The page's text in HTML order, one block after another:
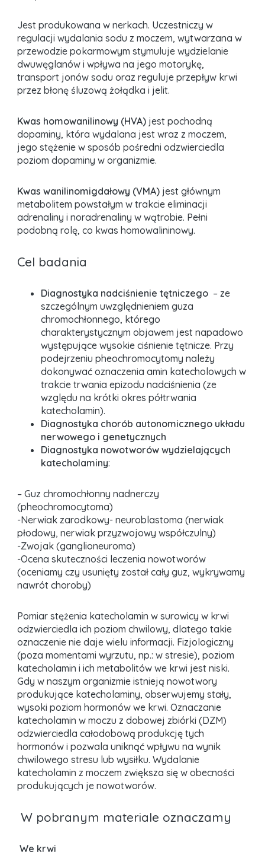
Jest produkowana w nerkach. Uczestniczy w
regulacji wydalania sodu z moczem, wytwarzana w
przewodzie pokarmowym stymuluje wydzielanie
dwuwęglanów i wpływa na jego motorykę,
transport jonów sodu oraz reguluje przepływ krwi
przez błonę śluzową żołądka i jelit.
Kwas homowanilinowy (HVA) jest pochodną
dopaminy, która wydalana jest wraz z moczem,
jego stężenie w sposób pośredni odzwierciedla
poziom dopaminy w organizmie.
Kwas wanilinomigdałowy (VMA) jest głównym
metabolitem powstałym w trakcie eliminacji
adrenaliny i noradrenaliny w wątrobie. Pełni
podobną rolę, co kwas homowalininowy.
Cel badania
Diagnostyka nadciśnienie tętniczego – ze
szczególnym uwzględnieniem guza
chromochłonnego, którego
charakterystycznym objawem jest napadowo
występujące wysokie ciśnienie tętnicze. Przy
podejrzeniu pheochromocytomy należy
dokonywać oznaczenia amin katecholowych w
trakcie trwania epizodu nadciśnienia (ze
względu na krótki okres półtrwania
katecholamin).
Diagnostyka chorób autonomicznego układu
nerwowego i genetycznych
Diagnostyka nowotworów wydzielających
katecholaminy:
– Guz chromochłonny nadnerczy
(pheochromocytoma)
-Nerwiak zarodkowy- neuroblastoma (nerwiak
płodowy, nerwiak przyzwojowy współczulny)
-Zwojak (ganglioneuroma)
-Ocena skuteczności leczenia nowotworów
(oceniamy czy usunięty został cały guz, wykrywamy
nawrót choroby)
Pomiar stężenia katecholamin w surowicy w krwi
odzwierciedla ich poziom chwilowy, dlatego takie
oznaczenie nie daje wielu informacji. Fizjologiczny
(poza momentami wyrzutu, np.: w stresie), poziom
katecholamin i ich metabolitów we krwi jest niski.
Gdy w naszym organizmie istnieją nowotwory
produkujące katecholaminy, obserwujemy stały,
wysoki poziom hormonów we krwi. Oznaczanie
katecholamin w moczu z dobowej zbiórki (DZM)
odzwierciedla całodobową produkcję tych
hormonów i pozwala uniknąć wpływu na wynik
chwilowego stresu lub wysiłku. Wydalanie
katecholamin z moczem zwiększa się w obecności
produkujących je nowotworów.
W pobranym materiale oznaczamy
We krwi